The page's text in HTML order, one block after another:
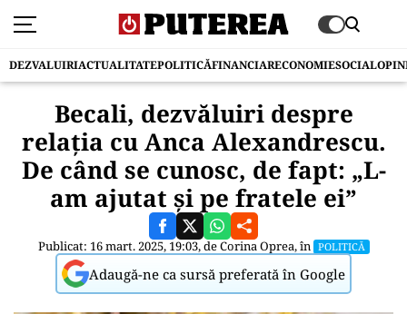
DEZVALUIRIACTUALITATEPOLITICĂFINANCIARECONOMIESOCIAL
Becali, dezvăluiri despre
relația cu Anca Alexandrescu.
De când se cunosc, de fapt: „L-
am ajutat și pe fratele ei”
Publicat: 16 mart. 2025, 19:03, deCorina Oprea, în POLITICĂ
Adaugă-ne ca sursă preferată în Google